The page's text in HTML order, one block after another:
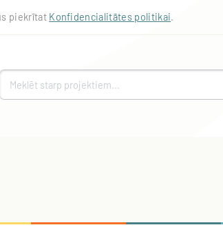
piekrītat Konfidencialitātes politikai.